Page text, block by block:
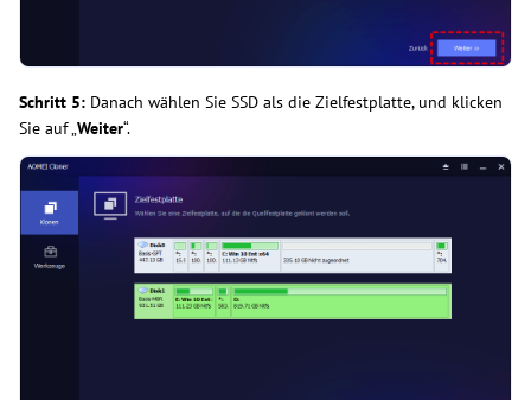
Schritt 5: Danach wählen Sie SSD als die Zielfestplatte, und klicken
Sie auf „Weiter“.